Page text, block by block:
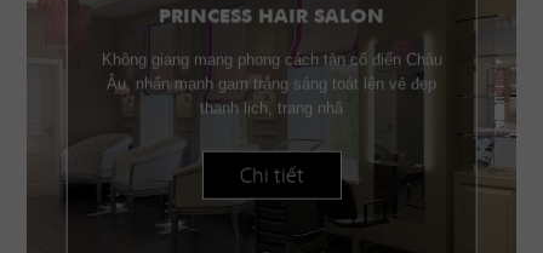
PRINCESS HAIR SALON
Không giang mang phong cách tân cổ điển Châu
Âu, nhấn mạnh gam trắng sáng toát lên vẻ đẹp
thanh lịch, trang nhã
Chi tiết